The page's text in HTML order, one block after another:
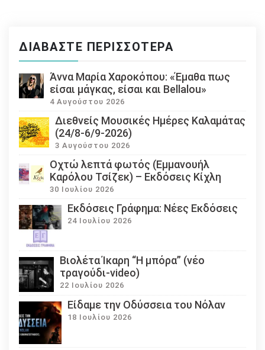
ΔΙΑΒΆΣΤΕ ΠΕΡΙΣΣΌΤΕΡΑ
Άννα Μαρία Χαροκόπου: «Έμαθα πως
είσαι μάγκας, είσαι και Bellalou»
4 Αυγούστου 2026
Διεθνείς Μουσικές Ημέρες Καλαμάτας
(24/8-6/9-2026)
3 Αυγούστου 2026
Οχτώ λεπτά φωτός (Εμμανουήλ
Καρόλου Τσίζεκ) – Εκδόσεις Κίχλη
30 Ιουλίου 2026
Εκδόσεις Γράφημα: Νέες Εκδόσεις
24 Ιουλίου 2026
Βιολέτα Ίκαρη “Η μπόρα” (νέο
τραγούδι-video)
22 Ιουλίου 2026
Eίδαμε την Οδύσσεια του Νόλαν
18 Ιουλίου 2026